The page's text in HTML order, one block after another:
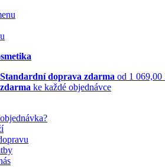
doprava zdarma od 1 069,00
ke každé objednávce